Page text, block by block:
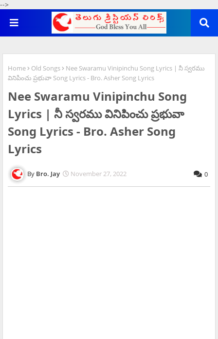
-->
Home Old Songs
Nee Swaramu Vinipinchu Song Lyrics | నీ స్వరము
వినిపించు ప్రభువా Song Lyrics - Bro. Asher Song Lyrics
Nee Swaramu Vinipinchu Song
Lyrics | నీ స్వరము వినిపించు ప్రభువా
Song Lyrics - Bro. Asher Song
Lyrics
Bro. Jay November 27, 2022 0